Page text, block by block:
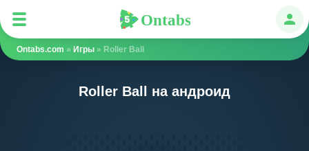
Ontabs
Ontabs.com » Игры » Roller Ball
Roller Ball на андроид